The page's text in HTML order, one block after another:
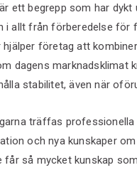
ett begrepp som har
i allt från förberedelse för
hjälper företag att
dagens marknadsklimat
stabilitet, även när
träffas
och nya kunskaper
får så mycket kunskap